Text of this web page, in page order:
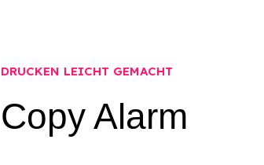
DRUCKEN LEICHT GEMACHT
Copy Alarm